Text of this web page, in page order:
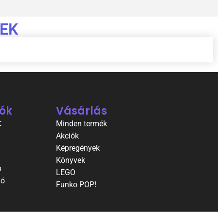
Vásárlás
Minden termék
Akciók
Képregények
Könyvek
LEGO
Funko POP!